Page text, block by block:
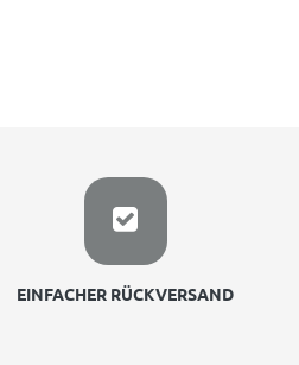
EINFACHER RÜCKVERSAND